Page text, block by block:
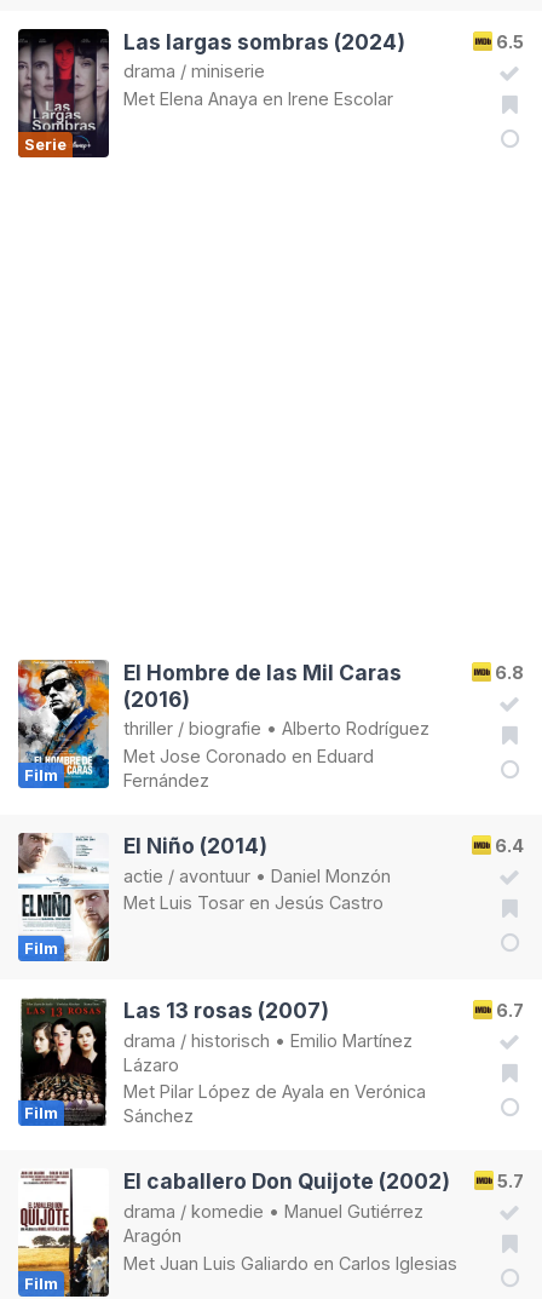
Serie
6.5
Las largas sombras (2024)
drama / miniserie
Met Elena Anaya en Irene Escolar
Film
6.8
El Hombre de las Mil Caras
(2016)
thriller / biografie • Alberto Rodríguez
Met Jose Coronado en Eduard
Fernández
Film
6.4
El Niño (2014)
actie / avontuur • Daniel Monzón
Met Luis Tosar en Jesús Castro
Film
6.7
Las 13 rosas (2007)
drama / historisch • Emilio Martínez
Lázaro
Met Pilar López de Ayala en Verónica
Sánchez
Film
5.7
El caballero Don Quijote (2002)
drama / komedie • Manuel Gutiérrez
Aragón
Met Juan Luis Galiardo en Carlos Iglesias